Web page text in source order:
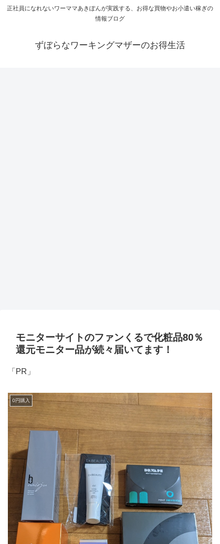
正社員になれないワーママあきぽんが実践する、お得な買物やお小遣い稼ぎの
情報ブログ
ずぼらなワーキングマザーのお得生活
モニターサイトのファンくるで化粧品80％
還元モニター品が続々届いてます！
「PR」
0円購入